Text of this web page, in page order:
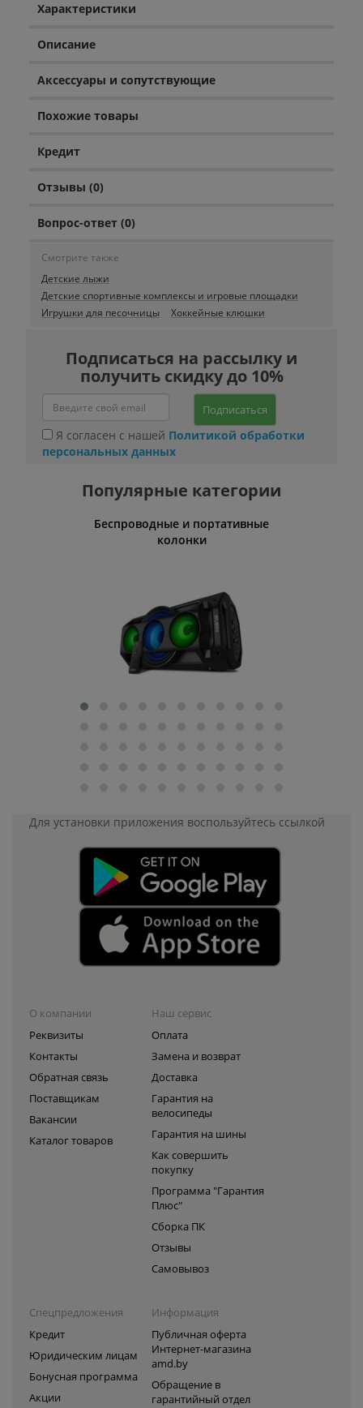
Характеристики
Описание
Аксессуары и сопутствующие
Похожие товары
Кредит
Отзывы (0)
Вопрос-ответ (0)
Смотрите также
Детские лыжи
Детские спортивные комплексы и игровые площадки
Игрушки для песочницы
Хоккейные клюшки
Подписаться на рассылку и
получить скидку до 10%
Подписаться
Я согласен с нашей Политикой обработки
персональных данных
Популярные категории
Беспроводные и портативные
колонки
Для установки приложения воспользуйтесь ссылкой
О компании
Реквизиты
Контакты
Обратная связь
Поставщикам
Вакансии
Каталог товаров
Наш сервис
Оплата
Замена и возврат
Доставка
Гарантия на
велосипеды
Гарантия на шины
Как совершить
покупку
Программа "Гарантия
Плюс"
Сборка ПК
Отзывы
Самовывоз
Спецпредложения
Кредит
Юридическим лицам
Бонусная программа
Акции
Информация
Публичная оферта
Интернет-магазина
amd.by
Обращение в
гарантийный отдел